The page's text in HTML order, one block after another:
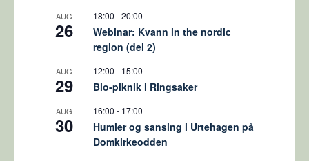
AUG
26
18:00 -20:00
Webinar: Kvann in the nordic
region (del 2)
AUG
29
12:00 - 15:00
Bio-piknik i Ringsaker
AUG
30
16:00 - 17:00
Humler og sansing i Urtehagen på
Domkirkeodden